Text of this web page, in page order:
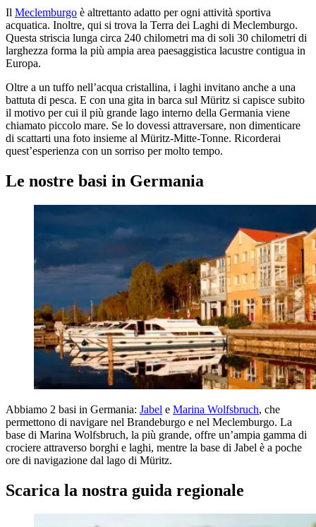
Il Meclemburgo è altrettanto adatto per ogni attività sportiva
acquatica. Inoltre, qui si trova la Terra dei Laghi di Meclemburgo.
Questa striscia lunga circa 240 chilometri ma di soli 30 chilometri di
larghezza forma la più ampia area paesaggistica lacustre contigua in
Europa.
Oltre a un tuffo nell’acqua cristallina, i laghi invitano anche a una
battuta di pesca. E con una gita in barca sul Müritz si capisce subito
il motivo per cui il più grande lago interno della Germania viene
chiamato piccolo mare. Se lo dovessi attraversare, non dimenticare
di scattarti una foto insieme al Müritz-Mitte-Tonne. Ricorderai
quest’esperienza con un sorriso per molto tempo.
Le nostre basi in Germania
Abbiamo 2 basi in Germania: Jabel e Marina Wolfsbruch, che
permettono di navigare nel Brandeburgo e nel Meclemburgo. La
base di Marina Wolfsbruch, la più grande, offre un’ampia gamma di
crociere attraverso borghi e laghi, mentre la base di Jabel è a poche
ore di navigazione dal lago di Müritz.
Scarica la nostra guida regionale